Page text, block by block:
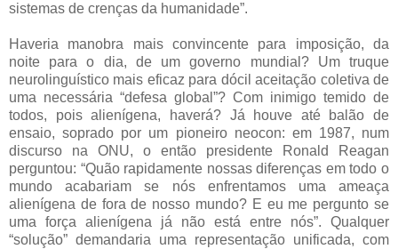
sistemas de crenças da humanidade”.
Haveria manobra mais convincente para imposição, da
noite para o dia, de um governo mundial? Um truque
neurolinguístico mais eficaz para dócil aceitação coletiva de
uma necessária “defesa global”? Com inimigo temido de
todos, pois alienígena, haverá? Já houve até balão de
ensaio, soprado por um pioneiro neocon: em 1987, num
discurso na ONU, o então presidente Ronald Reagan
perguntou: “Quão rapidamente nossas diferenças em todo o
mundo acabariam se nós enfrentamos uma ameaça
alienígena de fora de nosso mundo? E eu me pergunto se
uma força alienígena já não está entre nós”. Qualquer
“solução” demandaria uma representação unificada, com